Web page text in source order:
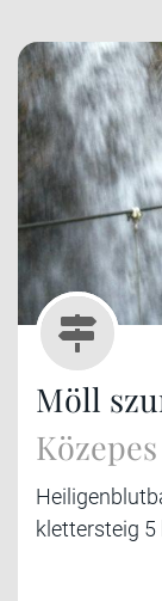
Möll
klettersteig 5